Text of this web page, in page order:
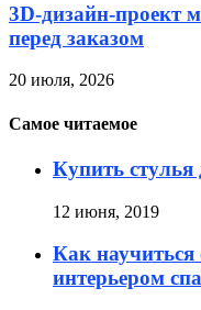
3D-дизайн-проект
перед заказом
20 июля, 2026
Самое читаемое
Купить стулья
12 июня, 2019
Как научиться
интерьером